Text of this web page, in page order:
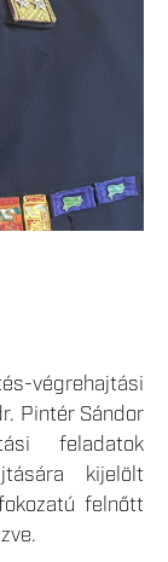
végrehajtási
Pintér Sándor
feladatok
kijelölt
felnőtt